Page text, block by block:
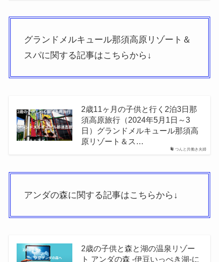
グランドメルキュール那須高原リゾート＆
スパに関する記事はこちらから↓
つんと共働き夫婦
2歳11ヶ月の子供と行く2泊3日那
須高原旅行（2024年5月1日～3
日）グランドメルキュール那須高
原リゾート＆ス…
アンダの森に関する記事はこちらから↓
2歳の子供と森と湖の温泉リゾー
ト アンダの森 -伊豆いっぺき湖-に